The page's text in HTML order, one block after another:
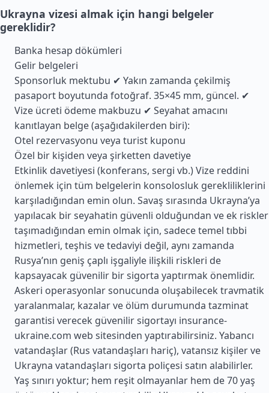
Ukrayna vizesi almak için hangi belgeler
gereklidir?
Banka hesap dökümleri
Gelir belgeleri
Sponsorluk mektubu ✔ Yakın zamanda çekilmiş
pasaport boyutunda fotoğraf. 35×45 mm, güncel. ✔
Vize ücreti ödeme makbuzu ✔ Seyahat amacını
kanıtlayan belge (aşağıdakilerden biri):
Otel rezervasyonu veya turist kuponu
Özel bir kişiden veya şirketten davetiye
Etkinlik davetiyesi (konferans, sergi vb.) Vize reddini
önlemek için tüm belgelerin konsolosluk gerekliliklerini
karşıladığından emin olun. Savaş sırasında Ukrayna’ya
yapılacak bir seyahatin güvenli olduğundan ve ek riskler
taşımadığından emin olmak için, sadece temel tıbbi
hizmetleri, teşhis ve tedaviyi değil, aynı zamanda
Rusya’nın geniş çaplı işgaliyle ilişkili riskleri de
kapsayacak güvenilir bir sigorta yaptırmak önemlidir.
Askeri operasyonlar sonucunda oluşabilecek travmatik
yaralanmalar, kazalar ve ölüm durumunda tazminat
garantisi verecek güvenilir sigortayı insurance-
ukraine.com web sitesinden yaptırabilirsiniz. Yabancı
vatandaşlar (Rus vatandaşları hariç), vatansız kişiler ve
Ukrayna vatandaşları sigorta poliçesi satın alabilirler.
Yaş sınırı yoktur; hem reşit olmayanlar hem de 70 yaş